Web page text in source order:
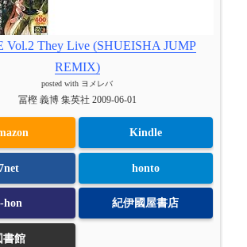
Vol.2 They Live (SHUEISHA JUMP
REMIX)
posted with ヨメレバ
冨樫 義博 集英社 2009-06-01
Kindle
honto
hon 紀伊國屋書店
書館